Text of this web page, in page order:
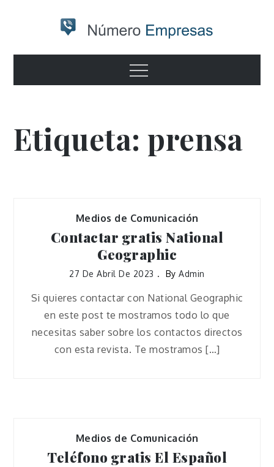
Numero
empresas
Otro sitio realizado con WordPress
Menu
Etiqueta:prensa
Medios de Comunicación
Contactar gratis National
Geographic
27 De Abril De 2023 ByAdmin
Si quieres contactar con National Geographic
en este post te mostramos todo lo que
necesitas saber sobre los contactos directos
con esta revista. Te mostramos […]
Medios de Comunicación
Teléfono gratis El Español